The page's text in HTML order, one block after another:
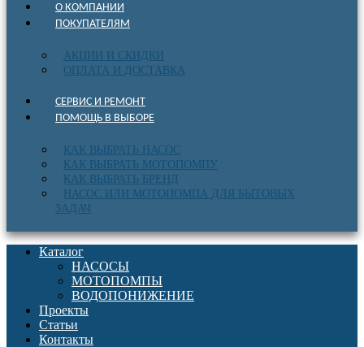
О КОМПАНИИ
ПОКУПАТЕЛЯМ
АКЦИИ И СКИДКИ
ОПЛАТА И ДОСТАВКА
СЕРВИС И РЕМОНТ
ПОМОЩЬ В ВЫБОРЕ
КАК ВЫБРАТЬ НАСОС
КАК ВЫБРАТЬ МОТОПОМПУ
КАК ВЫБРАТЬ БРЕНД
НАСОС ИЛИ МОТОПОМПА ДЛЯ БЫТОВЫХ
ЗАДАЧ
Каталог
НАСОСЫ
МОТОПОМПЫ
ВОДОПОНИЖЕНИЕ
Проекты
Статьи
Контакты